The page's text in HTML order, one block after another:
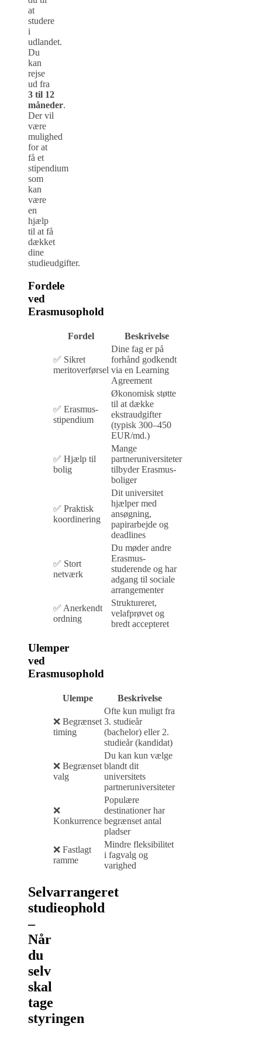
at
studere
i
udlandet.
Du
kan
rejse
ud fra
3 til 12
måneder.
Der vil
være
mulighed
for at
få et
stipendium
som
kan
være
en
hjælp
til at få
dækket
dine
studieudgifter.
Fordele
ved
Erasmusophold
Fordel Beskrivelse
✅ Sikret
meritoverførsel
Dine fag er på
forhånd godkendt
via en Learning
Agreement
✅ Erasmus-
stipendium
Økonomisk støtte
til at dække
ekstraudgifter
(typisk 300–450
EUR/md.)
✅ Hjælp til
bolig
Mange
partneruniversiteter
tilbyder Erasmus-
boliger
✅ Praktisk
koordinering
Dit universitet
hjælper med
ansøgning,
papirarbejde og
deadlines
✅ Stort
netværk
Du møder andre
Erasmus-
studerende og har
adgang til sociale
arrangementer
✅ Anerkendt
ordning
Struktureret,
velafprøvet og
bredt accepteret
Ulemper
ved
Erasmusophold
Ulempe Beskrivelse
❌ Begrænset
timing
Ofte kun muligt fra
3. studieår
(bachelor) eller 2.
studieår (kandidat)
❌ Begrænset
valg
Du kan kun vælge
blandt dit
universitets
partneruniversiteter
❌
Konkurrence
Populære
destinationer har
begrænset antal
pladser
❌ Fastlagt
ramme
Mindre fleksibilitet
i fagvalg og
varighed
Selvarrangeret
studieophold
–
Når
du
selv
skal
tage
styringen